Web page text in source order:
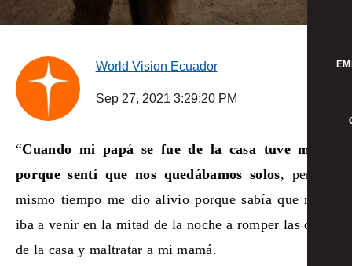
World Vision Ecuador
Sep 27, 2021 3:29:20 PM
“Cuando mi papá se fue de la casa tuve miedo
porque sentí que nos quedábamos solos, pero al
mismo tiempo me dio alivio porque sabía que nadie
iba a venir en la mitad de la noche a romper las cosas
de la casa y maltratar a mi mamá.